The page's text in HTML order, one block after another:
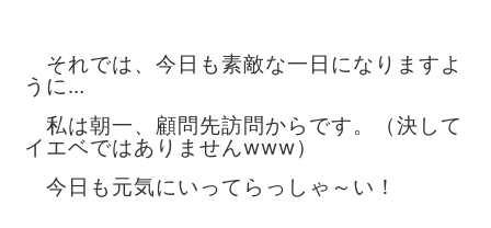
それでは、今日も素敵な一日になりますよ
うに…
私は朝一、顧問先訪問からです。（決して
イエベではありませんwww）
今日も元気にいってらっしゃ～い！